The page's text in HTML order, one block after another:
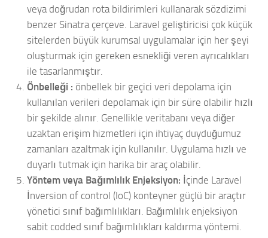
veya doğrudan rota bildirimleri kullanarak sözdizimi
benzer Sinatra çerçeve. Laravel geliştiricisi çok küçük
sitelerden büyük kurumsal uygulamalar için her şeyi
oluşturmak için gereken esnekliği veren ayrıcalıkları
ile tasarlanmıştır.
Önbelleği : önbellek bir geçici veri depolama için
kullanılan verileri depolamak için bir süre olabilir hızlı
bir şekilde alınır. Genellikle veritabanı veya diğer
uzaktan erişim hizmetleri için ihtiyaç duyduğumuz
zamanları azaltmak için kullanılır. Uygulama hızlı ve
duyarlı tutmak için harika bir araç olabilir.
Yöntem veya Bağımlılık Enjeksiyon: İçinde Laravel
İnversion of control (IoC) konteyner güçlü bir araçtır
yönetici sınıf bağımlılıkları. Bağımlılık enjeksiyon
sabit codded sınıf bağımlılıkları kaldırma yöntemi.